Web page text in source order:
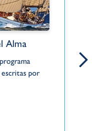
Alma
por